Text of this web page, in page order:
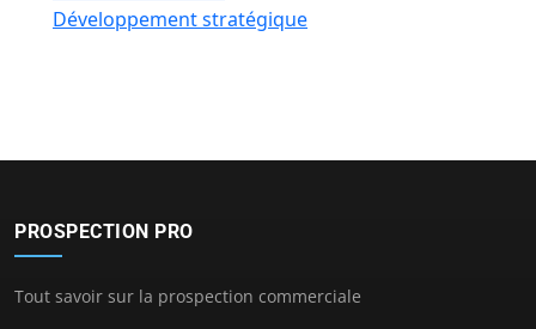
Développement stratégique
PROSPECTION PRO
Tout savoir sur la prospection commerciale